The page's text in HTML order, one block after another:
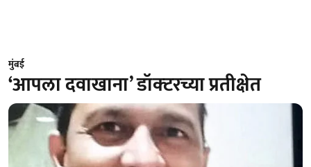
मुंबई
‘आपला दवाखाना’ डॉक्‍टरच्या प्रतीक्षेत